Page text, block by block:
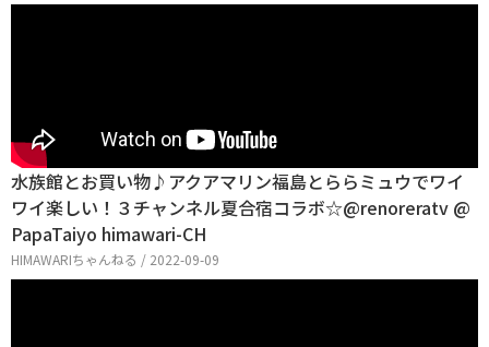
水族館とお買い物♪アクアマリン福島とららミュウでワイ
ワイ楽しい！３チャンネル夏合宿コラボ☆@renoreratv @
PapaTaiyo himawari-CH
HIMAWARIちゃんねる / 2022-09-09